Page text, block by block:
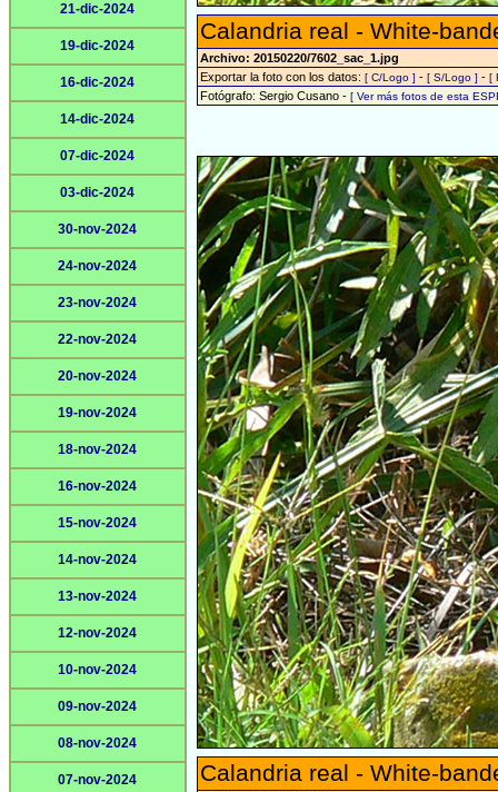
21-dic-2024
19-dic-2024
16-dic-2024
14-dic-2024
07-dic-2024
03-dic-2024
30-nov-2024
24-nov-2024
23-nov-2024
22-nov-2024
20-nov-2024
19-nov-2024
18-nov-2024
16-nov-2024
15-nov-2024
14-nov-2024
13-nov-2024
12-nov-2024
10-nov-2024
09-nov-2024
08-nov-2024
07-nov-2024
Calandria real - White-
Archivo: 20150220/7602_sac_1.jpg
Exportar la foto con los datos: [ C/Logo ] - [ S/Logo ] - [
Fotógrafo: Sergio Cusano - [ Ver más fotos de esta
Calandria real - White-